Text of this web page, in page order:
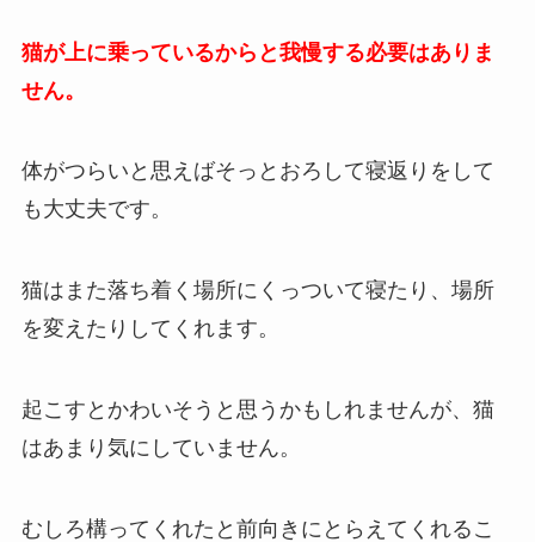
猫が上に乗っているからと我慢する必要はありま
せん。
体がつらいと思えばそっとおろして寝返りをして
も大丈夫です。
猫はまた落ち着く場所にくっついて寝たり、場所
を変えたりしてくれます。
起こすとかわいそうと思うかもしれませんが、猫
はあまり気にしていません。
むしろ構ってくれたと前向きにとらえてくれるこ